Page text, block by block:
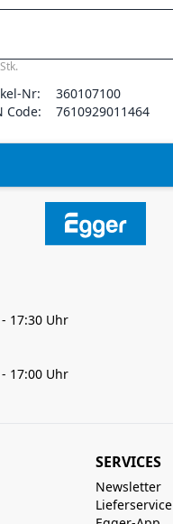
Nr:
360107100
Code:
7610929011464
17:30 Uhr
17:00 Uhr
SERVICES
Newsletter
Lieferservice